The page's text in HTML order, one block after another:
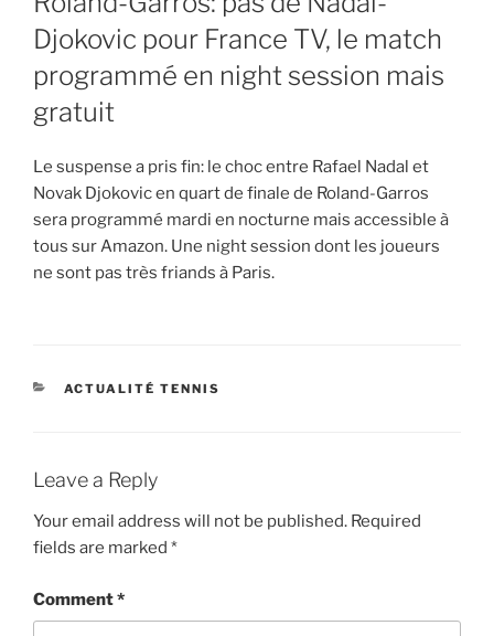
Djokovic pour France TV, le match
programmé en night session mais
gratuit
Le suspense a pris fin: le choc entre Rafael Nadal et
Novak Djokovic en quart de finale de Roland-Garros
sera programmé mardi en nocturne mais accessible à
tous sur Amazon. Une night session dont les joueurs
ne sont pas très friands à Paris.
CATEGORIES
ACTUALITÉ TENNIS
Leave a Reply
Your email address will not be published. Required
fields are marked *
Comment*